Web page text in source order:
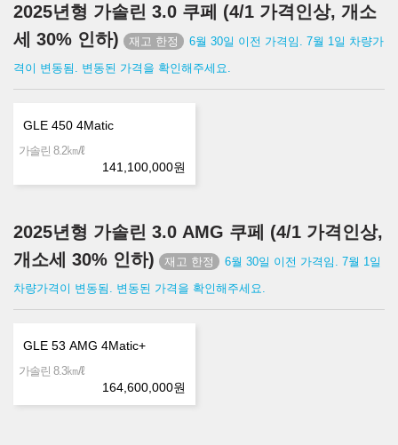
2025년형 가솔린 3.0 쿠페 (4/1 가격인상, 개소
세 30% 인하)
6월 30일 이전 가격임. 7월 1일 차량가
격이 변동됨. 변동된 가격을 확인해주세요.
GLE 450 4Matic
가솔린 8.2㎞/ℓ
141,100,000원
2025년형 가솔린 3.0 AMG 쿠페 (4/1 가격인상,
개소세 30% 인하)
6월 30일 이전 가격임. 7월 1일
차량가격이 변동됨. 변동된 가격을 확인해주세요.
GLE 53 AMG 4Matic+
가솔린 8.3㎞/ℓ
164,600,000원